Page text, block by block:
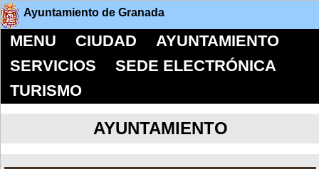
Ayuntamiento de Granada
MENU CIUDAD
AYUNTAMIENTO
SERVICIOS
SEDE ELECTRÓNICA
TURISMO
AYUNTAMIENTO